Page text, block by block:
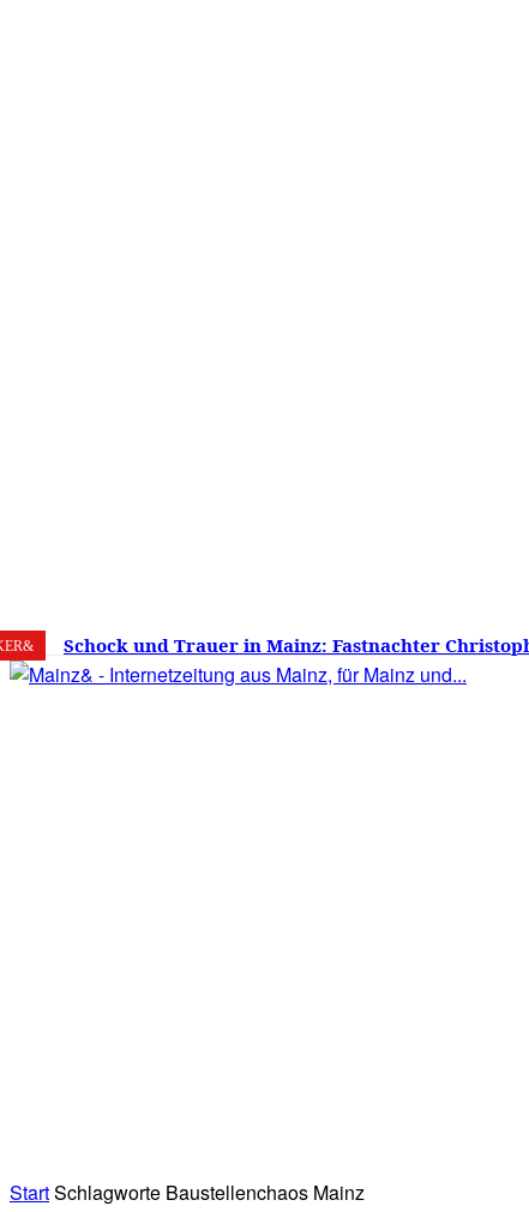
6. August 2026 26.2 Mainz
Schock und Trauer in Mainz: Fastnachter
60 Jahren gestorben – Was ist die Fastnacht ohne…?
StartSchlagworte Baustellenchaos Mainz